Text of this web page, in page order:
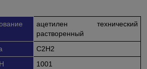
ацетилен технический
растворенный
С2H2
1001